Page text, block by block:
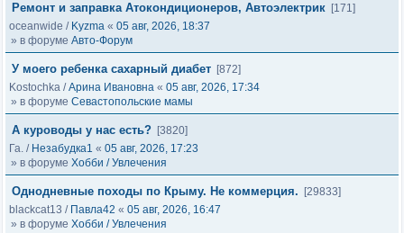
Ремонт и заправка Атокондиционеров, Автоэлектрик [171]
oceanwide / Kyzma « 05 авг, 2026, 18:37
» в форуме Авто-Форум
У моего ребенка сахарный диабет [872]
Kostochka /Арина Ивановна « 05 авг, 2026, 17:34
» в форуме Севастопольские мамы
А куроводы у нас есть? [3820]
Га. / Незабудка1 « 05 авг, 2026, 17:23
» в форуме Хобби / Увлечения
Однодневные походы по Крыму. Не коммерция.
[29833]
blackcat13 / Павла42 « 05 авг, 2026, 16:47
» в форуме Хобби / Увлечения